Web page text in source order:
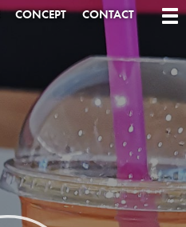
CONCEPT CONTACT